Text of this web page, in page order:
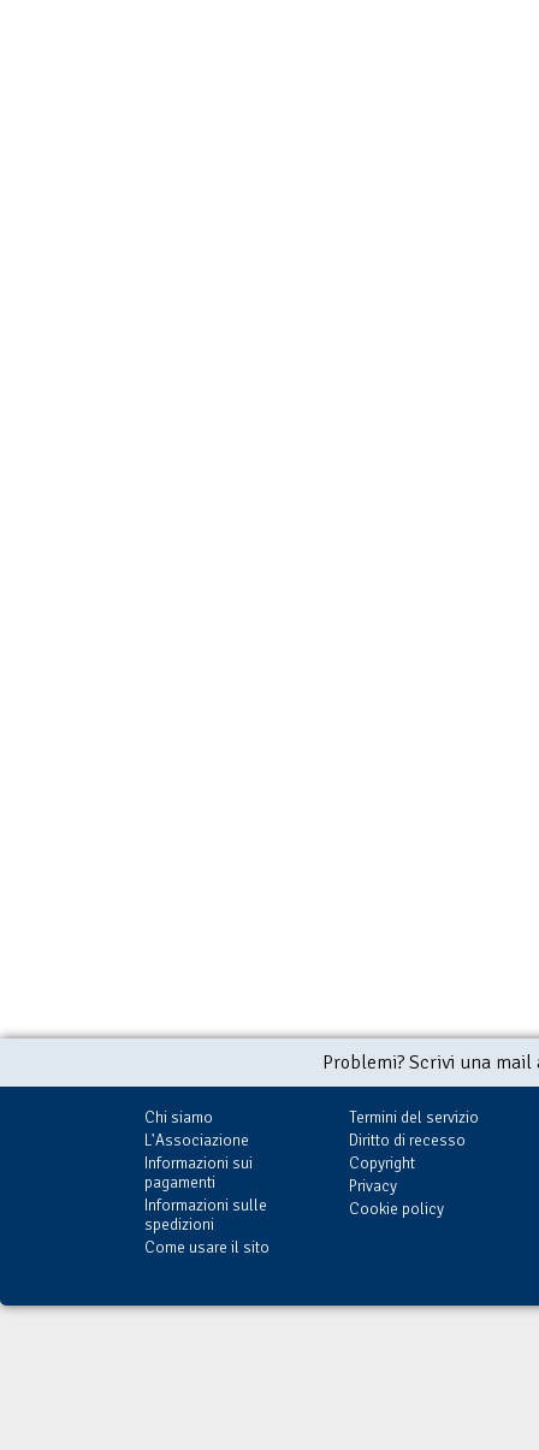
Problemi? Scrivi una
Chi siamo
L'Associazione
Informazioni sui
pagamenti
Informazioni sulle
spedizioni
Come usare il sito
Termini del servizio
Diritto di recesso
Copyright
Privacy
Cookie policy